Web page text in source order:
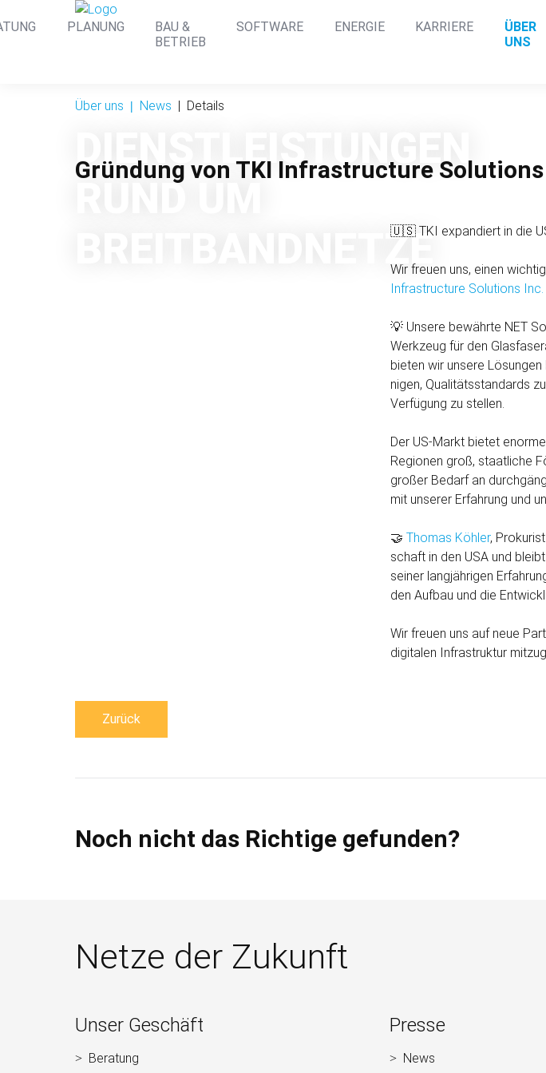
PLANUNG
BAU &
BETRIEB
SOFTWARE ENERGIE KARRIERE
ÜBER
UNS
DIENST­LEISTUNGEN
RUND UM
BREIT­BAND­NETZE
Über uns News Details
Gründung von TKI Infrastructure
🇺🇸 TKI expandiert in die
Wir freuen uns, einen
Infrastructure Solutions Inc.
💡 Unsere bewährte NET
Werk­zeug für den
bieten wir unsere
nigen, Qualitäts­standards
Verfügung zu stellen.
Der US-Markt bietet
Regionen groß, staatliche
großer Bedarf an
mit unserer Erfahrung und
🤝Thomas Köhler,
schaft in den USA und
seiner langjährigen
den Auf­bau und die
Wir freuen uns auf neue
digitalen Infrastruktur
Zurück
Noch nicht das Richtige gefunden?
Netze der Zukunft
Weitere
Informationen
Unser Geschäft
Navigation
Beratung
Presse
Navigation
News